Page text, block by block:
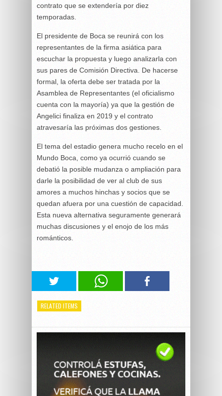
contrato que se extendería por diez
temporadas.
El presidente de Boca se reunirá con los
representantes de la firma asiática para
escuchar la propuesta y luego analizarla con
sus pares de Comisión Directiva. De hacerse
formal, la oferta debe ser tratada por la
Asamblea de Representantes (el oficialismo
cuenta con la mayoría) ya que la gestión de
Angelici finaliza en 2019 y el contrato
atravesaría las próximas dos gestiones.
El tema del estadio genera mucho recelo en el
Mundo Boca, como ya ocurrió cuando se
debatió la posible mudanza o ampliación para
darle la posibilidad de ver al club de sus
amores a muchos hinchas y socios que se
quedan afuera por una cuestión de capacidad.
Esta nueva alternativa seguramente generará
muchas discusiones y el enojo de los más
románticos.
RELATED ITEMS